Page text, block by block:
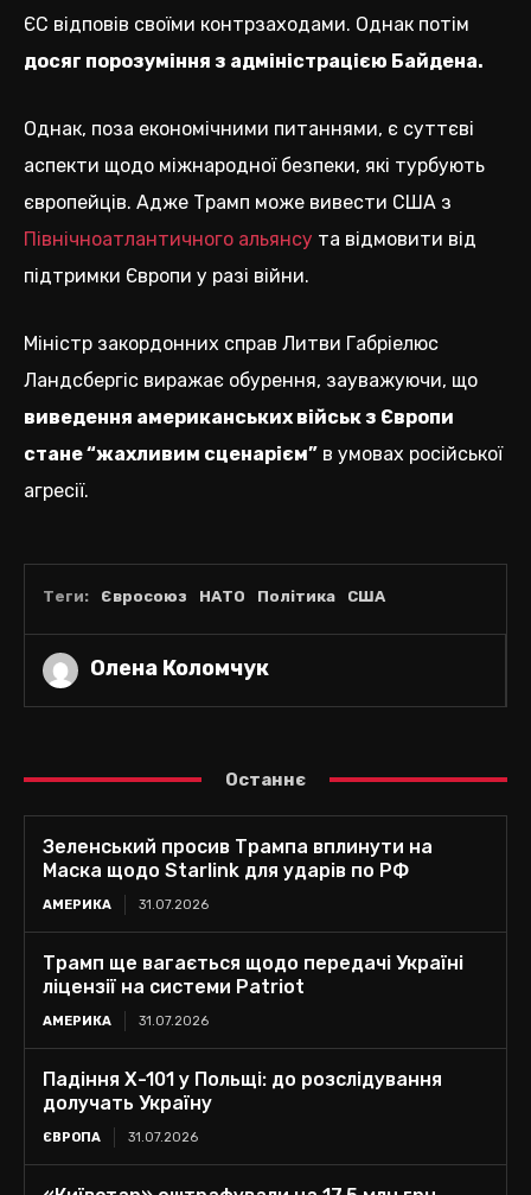
ЄС відповів своїми контрзаходами. Однак потім
досяг порозуміння з адміністрацією Байдена.
Однак, поза економічними питаннями, є суттєві
аспекти щодо міжнародної безпеки, які турбують
європейців. Адже Трамп може вивести США з
Північноатлантичного альянсу та відмовити від
підтримки Європи у разі війни.
Міністр закордонних справ Литви Габріелюс
Ландсбергіс виражає обурення, зауважуючи, що
виведення американських військ з Європи
стане “жахливим сценарієм” в умовах російської
агресії.
Олена Коломчук
Теги: Євросоюз НАТО Політика США
Останнє
Зеленський просив Трампа вплинути на
Маска щодо Starlink для ударів по РФ
АМЕРИКА 31.07.2026
Трамп ще вагається щодо передачі Україні
ліцензії на системи Patriot
АМЕРИКА 31.07.2026
Падіння Х-101 у Польщі: до розслідування
долучать Україну
ЄВРОПА 31.07.2026